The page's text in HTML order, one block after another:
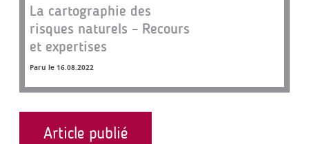
La cartographie des
risques naturels – Recours
et expertises
Paru le 16.08.2022
Article publié